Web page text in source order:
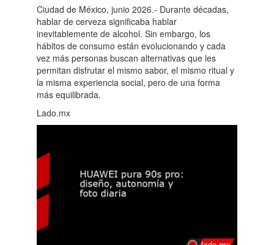
Ciudad de México, junio 2026.- Durante décadas,
hablar de cerveza significaba hablar
inevitablemente de alcohol. Sin embargo, los
hábitos de consumo están evolucionando y cada
vez más personas buscan alternativas que les
permitan disfrutar el mismo sabor, el mismo ritual y
la misma experiencia social, pero de una forma
más equilibrada.
Lado.mx